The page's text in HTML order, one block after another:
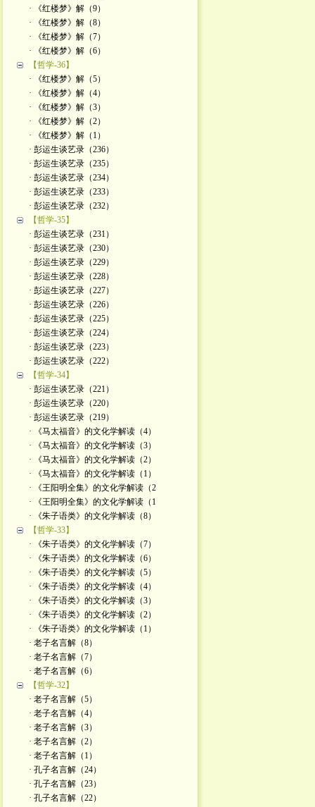
· 《红楼梦》解（9）
· 《红楼梦》解（8）
· 《红楼梦》解（7）
· 《红楼梦》解（6）
【哲学-36】
· 《红楼梦》解（5）
· 《红楼梦》解（4）
· 《红楼梦》解（3）
· 《红楼梦》解（2）
· 《红楼梦》解（1）
· 彭运生谈艺录（236）
· 彭运生谈艺录（235）
· 彭运生谈艺录（234）
· 彭运生谈艺录（233）
· 彭运生谈艺录（232）
【哲学-35】
· 彭运生谈艺录（231）
· 彭运生谈艺录（230）
· 彭运生谈艺录（229）
· 彭运生谈艺录（228）
· 彭运生谈艺录（227）
· 彭运生谈艺录（226）
· 彭运生谈艺录（225）
· 彭运生谈艺录（224）
· 彭运生谈艺录（223）
· 彭运生谈艺录（222）
【哲学-34】
· 彭运生谈艺录（221）
· 彭运生谈艺录（220）
· 彭运生谈艺录（219）
· 《马太福音》的文化学解读（4）
· 《马太福音》的文化学解读（3）
· 《马太福音》的文化学解读（2）
· 《马太福音》的文化学解读（1）
· 《王阳明全集》的文化学解读（2
· 《王阳明全集》的文化学解读（1
· 《朱子语类》的文化学解读（8）
【哲学-33】
· 《朱子语类》的文化学解读（7）
· 《朱子语类》的文化学解读（6）
· 《朱子语类》的文化学解读（5）
· 《朱子语类》的文化学解读（4）
· 《朱子语类》的文化学解读（3）
· 《朱子语类》的文化学解读（2）
· 《朱子语类》的文化学解读（1）
· 老子名言解（8）
· 老子名言解（7）
· 老子名言解（6）
【哲学-32】
· 老子名言解（5）
· 老子名言解（4）
· 老子名言解（3）
· 老子名言解（2）
· 老子名言解（1）
· 孔子名言解（24）
· 孔子名言解（23）
· 孔子名言解（22）